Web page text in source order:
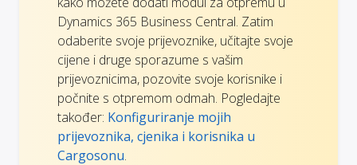
Dynamics 365 Business Central. Zatim
odaberite svoje prijevoznike, učitajte svoje
cijene i druge sporazume s vašim
prijevoznicima, pozovite svoje korisnike i
počnite s otpremom odmah. Pogledajte
također: Konfiguriranje mojih
prijevoznika, cjenika i korisnika u
Cargosonu.